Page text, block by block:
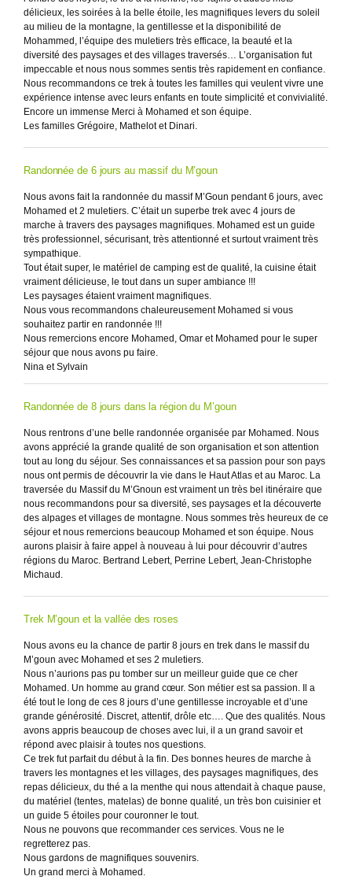
délicieux, les soirées à la belle étoile, les magnifiques levers du soleil
au milieu de la montagne, la gentillesse et la disponibilité de
Mohammed, l’équipe des muletiers très efficace, la beauté et la
diversité des paysages et des villages traversés… L’organisation fut
impeccable et nous nous sommes sentis très rapidement en confiance.
Nous recommandons ce trek à toutes les familles qui veulent vivre une
expérience intense avec leurs enfants en toute simplicité et convivialité.
Encore un immense Merci à Mohamed et son équipe.
Les familles Grégoire, Mathelot et Dinari.
Randonnée de 6 jours au massif du M’goun
Nous avons fait la randonnée du massif M’Goun pendant 6 jours, avec
Mohamed et 2 muletiers. C’était un superbe trek avec 4 jours de
marche à travers des paysages magnifiques. Mohamed est un guide
très professionnel, sécurisant, très attentionné et surtout vraiment très
sympathique.
Tout était super, le matériel de camping est de qualité, la cuisine était
vraiment délicieuse, le tout dans un super ambiance !!!
Les paysages étaient vraiment magnifiques.
Nous vous recommandons chaleureusement Mohamed si vous
souhaitez partir en randonnée !!!
Nous remercions encore Mohamed, Omar et Mohamed pour le super
séjour que nous avons pu faire.
Nina et Sylvain
Randonnée de 8 jours dans la région du M’goun
Nous rentrons d’une belle randonnée organisée par Mohamed. Nous
avons apprécié la grande qualité de son organisation et son attention
tout au long du séjour. Ses connaissances et sa passion pour son pays
nous ont permis de découvrir la vie dans le Haut Atlas et au Maroc. La
traversée du Massif du M’Gnoun est vraiment un très bel itinéraire que
nous recommandons pour sa diversité, ses paysages et la découverte
des alpages et villages de montagne. Nous sommes très heureux de ce
séjour et nous remercions beaucoup Mohamed et son équipe. Nous
aurons plaisir à faire appel à nouveau à lui pour découvrir d’autres
régions du Maroc. Bertrand Lebert, Perrine Lebert, Jean-Christophe
Michaud.
Trek M’goun et la vallée des roses
Nous avons eu la chance de partir 8 jours en trek dans le massif du
M’goun avec Mohamed et ses 2 muletiers.
Nous n’aurions pas pu tomber sur un meilleur guide que ce cher
Mohamed. Un homme au grand cœur. Son métier est sa passion. Il a
été tout le long de ces 8 jours d’une gentillesse incroyable et d’une
grande générosité. Discret, attentif, drôle etc…. Que des qualités. Nous
avons appris beaucoup de choses avec lui, il a un grand savoir et
répond avec plaisir à toutes nos questions.
Ce trek fut parfait du début à la fin. Des bonnes heures de marche à
travers les montagnes et les villages, des paysages magnifiques, des
repas délicieux, du thé a la menthe qui nous attendait à chaque pause,
du matériel (tentes, matelas) de bonne qualité, un très bon cuisinier et
un guide 5 étoiles pour couronner le tout.
Nous ne pouvons que recommander ces services. Vous ne le
regretterez pas.
Nous gardons de magnifiques souvenirs.
Un grand merci à Mohamed.